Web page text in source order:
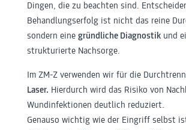
Dingen, die zu beachten sind.
Behandlungserfolg ist nicht das reine
sondern eine gründliche Diagnostikund
strukturierte Nachsorge.
Im ZM-Z verwenden wir für die
Laser. Hierdurch wird das Risiko von
Wundinfektionen deutlich reduziert.
Genauso wichtig wie der Eingriff selbst